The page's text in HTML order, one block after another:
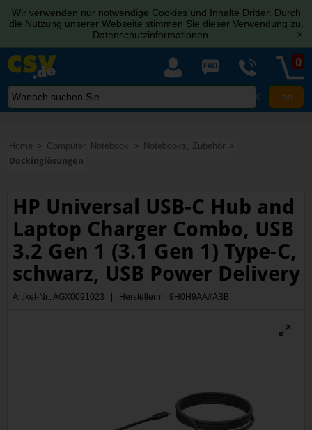
Wir verwenden nur notwendige Cookies und Inhalte Dritter. Durch
die Nutzung unserer Webseite stimmen Sie dieser Verwendung zu.
Datenschutzinformationen
[x]
X
0
Home Computer, Notebook
Notebooks, Zubehör
Dockinglösungen
HP Universal USB-C Hub and
Laptop Charger Combo, USB
3.2 Gen 1 (3.1 Gen 1) Type-C,
schwarz, USB Power Delivery
Artikel-Nr.: AGX0091023 | Herstellernr.: 9H0H9AA#ABB